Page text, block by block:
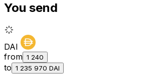
You send
DAI
from 1 240
to 1 235 970 DAI